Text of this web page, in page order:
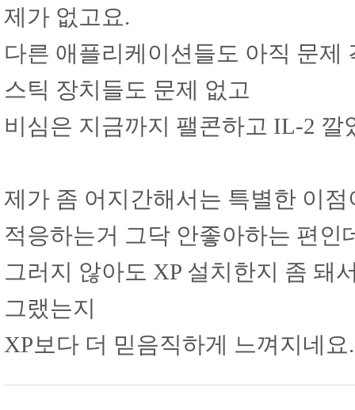
제가 없고요.
다른 애플리케이션들도 아직 문제
스틱 장치들도 문제 없고
비심은 지금까지 팰콘하고 IL-2 깔
제가 좀 어지간해서는 특별한 이
적응하는거 그닥 안좋아하는 편인
그러지 않아도 XP 설치한지 좀 돼
그랬는지
XP보다 더 믿음직하게 느껴지네